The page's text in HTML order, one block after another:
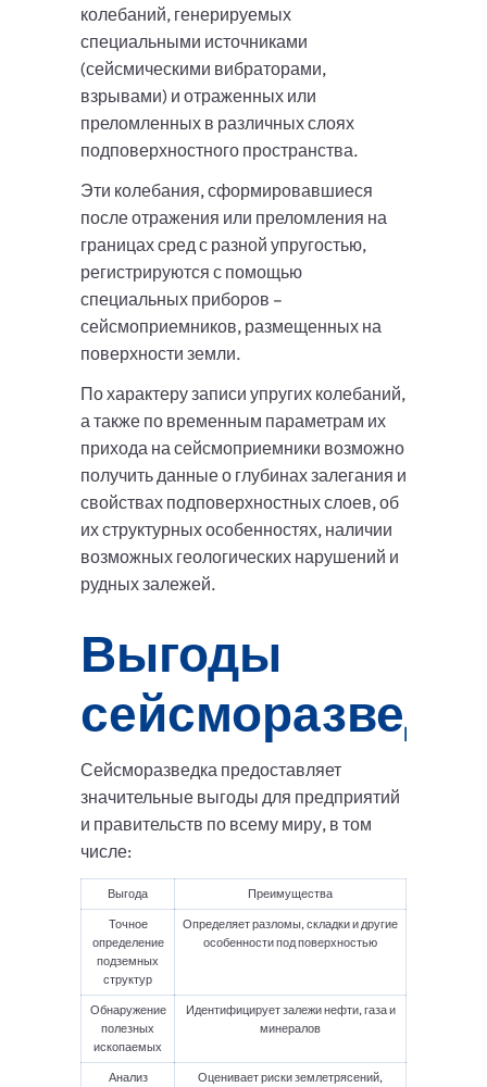
колебаний, генерируемых
специальными источниками
(сейсмическими вибраторами,
взрывами) и отраженных или
преломленных в различных слоях
подповерхностного пространства.
Эти колебания, сформировавшиеся
после отражения или преломления на
границах сред с разной упругостью,
регистрируются с помощью
специальных приборов –
сейсмоприемников, размещенных на
поверхности земли.
По характеру записи упругих колебаний,
а также по временным параметрам их
прихода на сейсмоприемники возможно
получить данные о глубинах залегания и
свойствах подповерхностных слоев, об
их структурных особенностях, наличии
возможных геологических нарушений и
рудных залежей.
Выгоды
Сейсморазведка предоставляет
значительные выгоды для предприятий
и правительств по всему миру, в том
числе:
Выгода
Преимущества
Точное
определение
подземных
структур
Определяет разломы, складки и другие
особенности под поверхностью
Обнаружение
полезных
ископаемых
Идентифицирует залежи нефти, газа и
минералов
Анализ Оценивает риски землетрясений,